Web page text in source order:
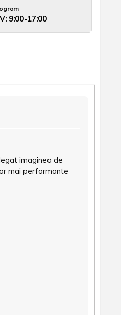
9:00-17:00
imaginea de
mai performante